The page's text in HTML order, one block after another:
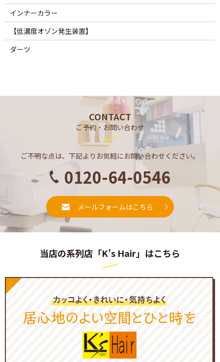
インナーカラー
【低濃度オゾン発生装置】
ダーツ
CONTACT
ご予約・お問い合わせ
ご不明な点は、下記よりお気軽にお問い合わせください。
0120-64-0546
メールフォームはこちら
当店の系列店「K’s Hair」はこちら